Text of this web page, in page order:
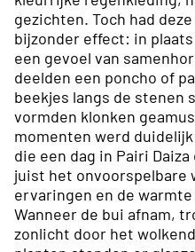
gezichten. Toch had
bijzonder effect: in
een gevoel van
deelden een poncho of
beekjes langs de stenen
vormden klonken
momenten werd
die een dag in Pairi
juist het onvoorspelbare
ervaringen en de
Wanneer de bui afnam,
zonlicht door het